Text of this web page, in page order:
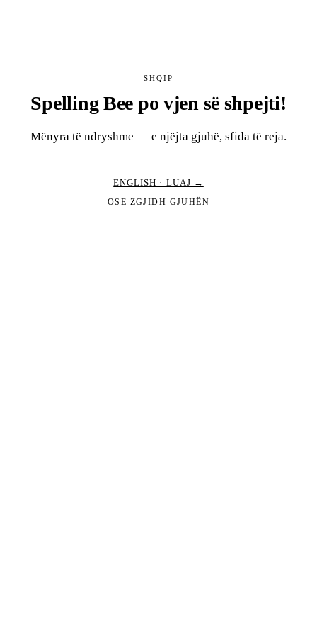
SHQIP
Spelling Bee po vjen së shpejti!
Mënyra të ndryshme — e njëjta gjuhë, sfida të reja.
ENGLISH · LUAJ →
OSE ZGJIDH GJUHËN